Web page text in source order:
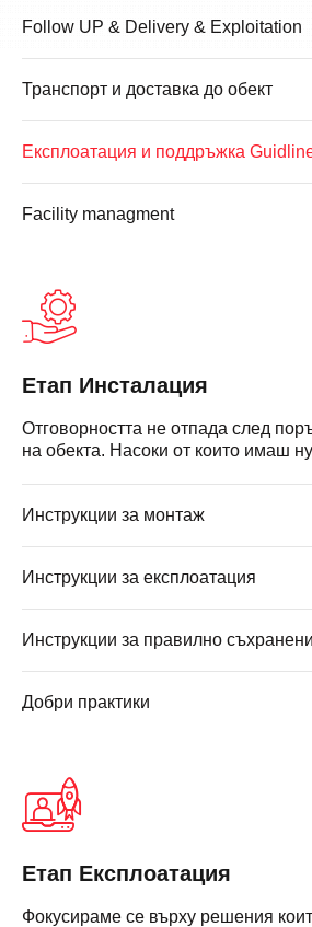
Follow UP & Delivery & Exploitation
Транспорт и доставка до обект
Експлоатация и поддръжка
Facility managment
Етап Инсталация
Отговорността не отпада след
на обекта. Насоки от които имаш
Инструкции за монтаж
Инструкции за експлоатация
Инструкции за правилно
Добри практики
Етап Експлоатация
Фокусираме се върху решения